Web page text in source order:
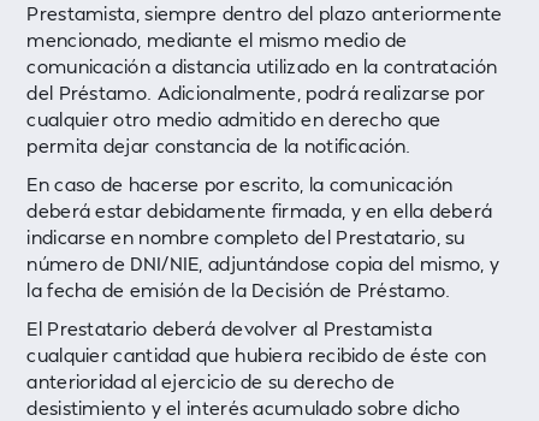
Prestamista, siempre dentro del plazo anteriormente
mencionado, mediante el mismo medio de
comunicación a distancia utilizado en la contratación
del Préstamo. Adicionalmente, podrá realizarse por
cualquier otro medio admitido en derecho que
permita dejar constancia de la notificación.
En caso de hacerse por escrito, la comunicación
deberá estar debidamente firmada, y en ella deberá
indicarse en nombre completo del Prestatario, su
número de DNI/NIE, adjuntándose copia del mismo, y
la fecha de emisión de la Decisión de Préstamo.
El Prestatario deberá devolver al Prestamista
cualquier cantidad que hubiera recibido de éste con
anterioridad al ejercicio de su derecho de
desistimiento y el interés acumulado sobre dicho